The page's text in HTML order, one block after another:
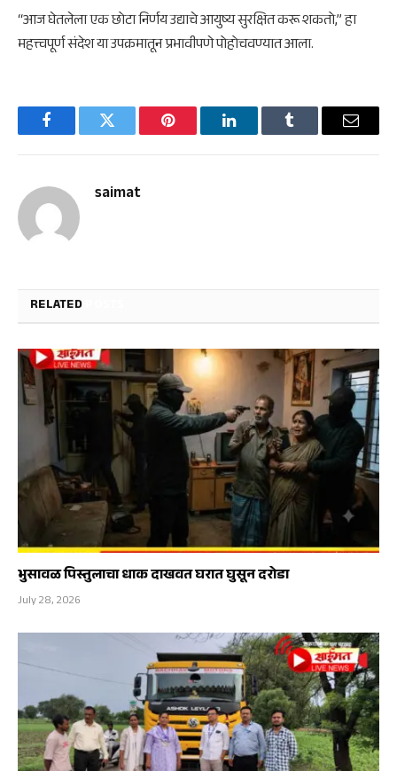
“आज घेतलेला एक छोटा निर्णय उद्याचे आयुष्य सुरक्षित करू शकतो,” हा
महत्त्वपूर्ण संदेश या उपक्रमातून प्रभावीपणे पोहोचवण्यात आला.
FacebookTwitter Pinterest LinkedInTumblr Email
saimat
RELATED
भुसावळ पिस्तुलाचा धाक दाखवत घरात घुसून दरोडा
July 28, 2026